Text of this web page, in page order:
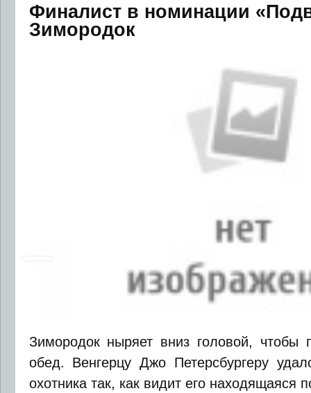
Финалист в номинации
Зимородок
Зимородок ныряет вниз головой, чтобы
обед. Венгерцу Джо Петерсбургеру
охотника так, как видит его находящаяся